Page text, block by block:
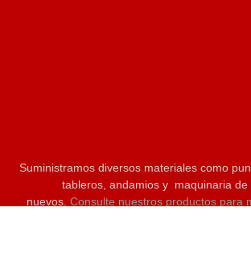
Suministramos diversos materiales como
tableros, andamios y maquinaria de
nuevos. Consulte nuestros productos para